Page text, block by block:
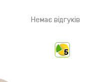
Немає відгуків
5